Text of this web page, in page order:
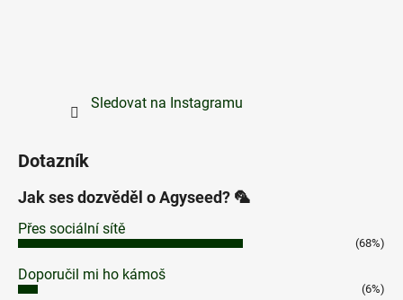
Sledovat na Instagramu
Dotazník
Jak ses dozvěděl o Agyseed? 🦜
Přes sociální sítě
(68%)
Doporučil mi ho kámoš
(6%)